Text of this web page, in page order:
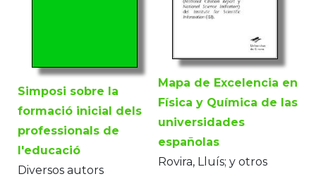
Simposi sobre la
formació inicial dels
professionals de
l'educació
Diversos autors
Mapa de Excelencia en
Física y Química de las
universidades
españolas
Rovira, Lluís; y otros